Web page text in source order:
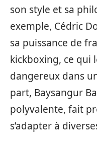
son style et sa
exemple, Cédric
sa puissance de
kickboxing, ce qui
dangereux dans
part, Baysangur
polyvalente, fait
s’adapter à